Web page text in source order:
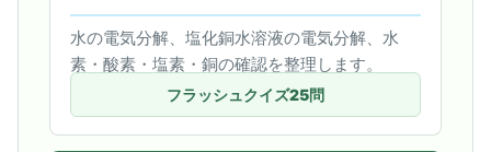
水の電気分解、塩化銅水溶液の電気分解、水
素・酸素・塩素・銅の確認を整理します。
フラッシュクイズ25問